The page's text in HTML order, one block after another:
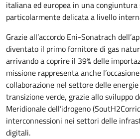
italiana ed europea in una
particolarmente delicata a livello
Grazie all’accordo Eni-Sonatrach
diventato il primo fornitore di gas
arrivando a coprire il 39% delle
missione rappresenta anche
collaborazione nel settore delle
transizione verde, grazie allo sviluppo
Meridionale dell’idrogeno
interconnessioni nei settori delle
digitali.